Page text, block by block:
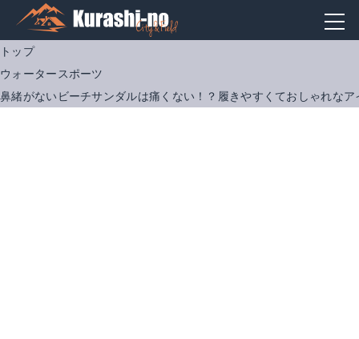
トップ
ウォータースポーツ
鼻緒がないビーチサンダルは痛くない！？履きやすくておしゃれな